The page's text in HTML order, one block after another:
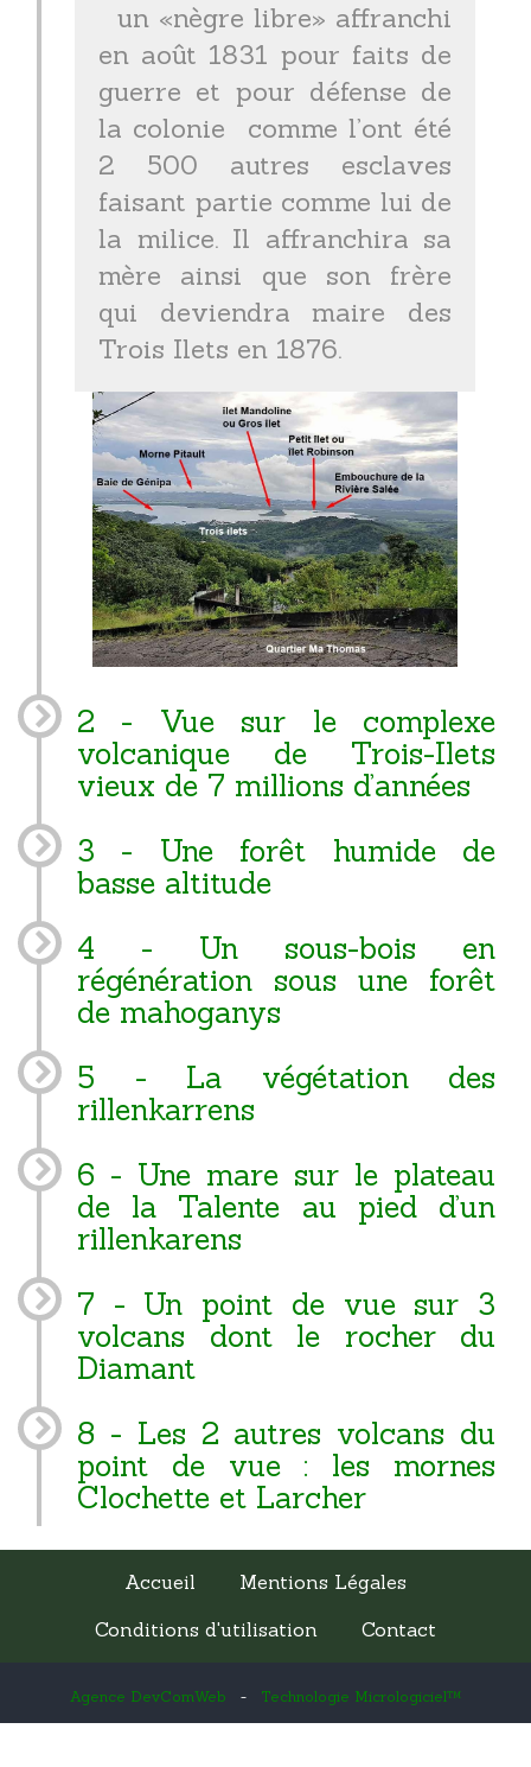
un «nègre libre» affranchi
en août 1831 pour faits de
guerre et pour défense de
la colonie comme l’ont été
2 500 autres esclaves
faisant partie comme lui de
la milice. Il affranchira sa
mère ainsi que son frère
qui deviendra maire des
Trois Ilets en 1876.
2 - Vue sur le complexe
volcanique de Trois-Ilets
vieux de 7 millions d’années
3 - Une forêt humide de
basse altitude
4 - Un sous-bois en
régénération sous une forêt
de mahoganys
5 - La végétation des
rillenkarrens
6 - Une mare sur le plateau
de la Talente au pied d’un
rillenkarens
7 - Un point de vue sur 3
volcans dont le rocher du
Diamant
8 - Les 2 autres volcans du
point de vue : les mornes
Clochette et Larcher
Accueil
Mentions Légales
Conditions d'utilisation
Contact
Agence DevComWeb - Technologie Micrologiciel™